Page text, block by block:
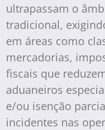
ultrapassam o
tradicional,
em áreas como
mercadorias,
fiscais que
aduaneiros
e/ou isenção
incidentes nas